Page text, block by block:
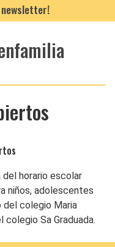
horario escolar
niños, adolescentes
del colegio Maria
Sa Graduada.